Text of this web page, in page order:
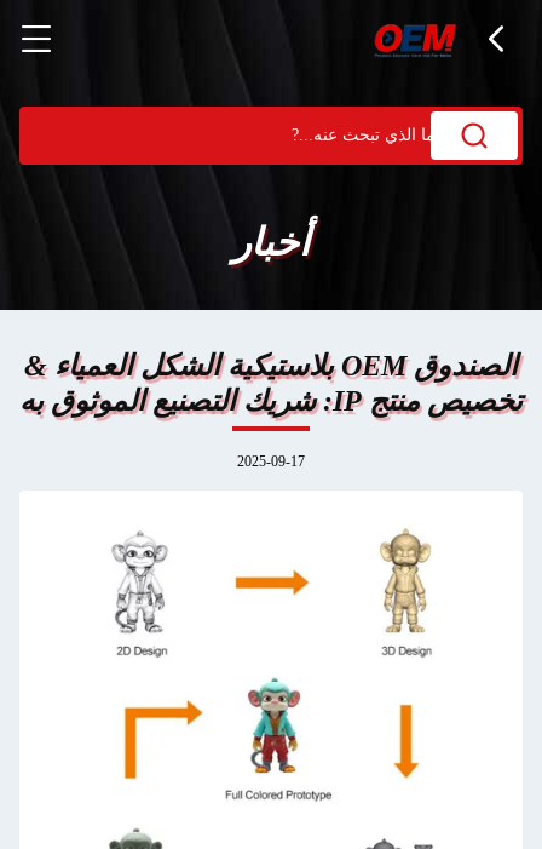
أخبار
الصندوق OEM بلاستيكية الشكل العمياء &
تخصيص منتج IP: شريك التصنيع الموثوق به
2025-09-17